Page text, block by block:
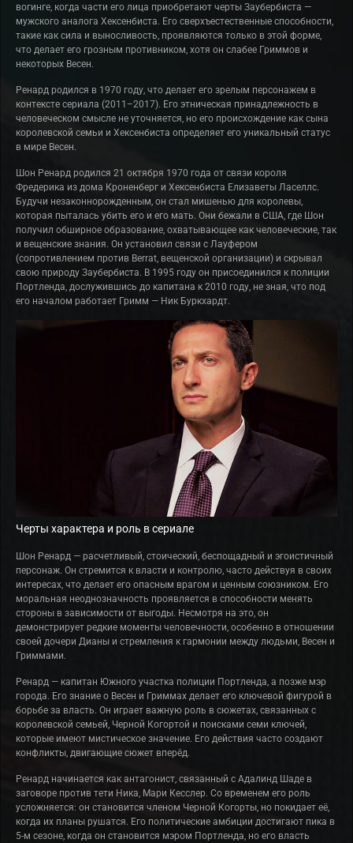
вогинге, когда части его лица приобретают черты Заубербиста —
мужского аналога Хексенбиста. Его сверхъестественные способности,
такие как сила и выносливость, проявляются только в этой форме,
что делает его грозным противником, хотя он слабее Гриммов и
некоторых Весен.
Ренард родился в 1970 году, что делает его зрелым персонажем в
контексте сериала (2011–2017). Его этническая принадлежность в
человеческом смысле не уточняется, но его происхождение как сына
королевской семьи и Хексенбиста определяет его уникальный статус
в мире Весен.
Шон Ренард родился 21 октября 1970 года от связи короля
Фредерика из дома Кроненберг и Хексенбиста Елизаветы Ласеллс.
Будучи незаконнорожденным, он стал мишенью для королевы,
которая пыталась убить его и его мать. Они бежали в США, где Шон
получил обширное образование, охватывающее как человеческие, так
и вещенские знания. Он установил связи с Лауфером
(сопротивлением против Вerrat, вещенской организации) и скрывал
свою природу Заубербиста. В 1995 году он присоединился к полиции
Портленда, дослужившись до капитана к 2010 году, не зная, что под
его началом работает Гримм — Ник Буркхардт.
Черты характера и роль в сериале
Шон Ренард — расчетливый, стоический, беспощадный и эгоистичный
персонаж. Он стремится к власти и контролю, часто действуя в своих
интересах, что делает его опасным врагом и ценным союзником. Его
моральная неоднозначность проявляется в способности менять
стороны в зависимости от выгоды. Несмотря на это, он
демонстрирует редкие моменты человечности, особенно в отношении
своей дочери Дианы и стремления к гармонии между людьми, Весен и
Гриммами.
Ренард — капитан Южного участка полиции Портленда, а позже мэр
города. Его знание о Весен и Гриммах делает его ключевой фигурой в
борьбе за власть. Он играет важную роль в сюжетах, связанных с
королевской семьей, Черной Когортой и поисками семи ключей,
которые имеют мистическое значение. Его действия часто создают
конфликты, двигающие сюжет вперёд.
Ренард начинается как антагонист, связанный с Адалинд Шаде в
заговоре против тети Ника, Мари Кесслер. Со временем его роль
усложняется: он становится членом Черной Когорты, но покидает её,
когда их планы рушатся. Его политические амбиции достигают пика в
5-м сезоне, когда он становится мэром Портленда, но его власть